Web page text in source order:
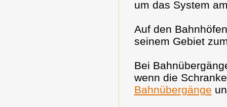
um das System
Auf den
seinem Gebiet
Bei
wenn die
Bahnübergänge